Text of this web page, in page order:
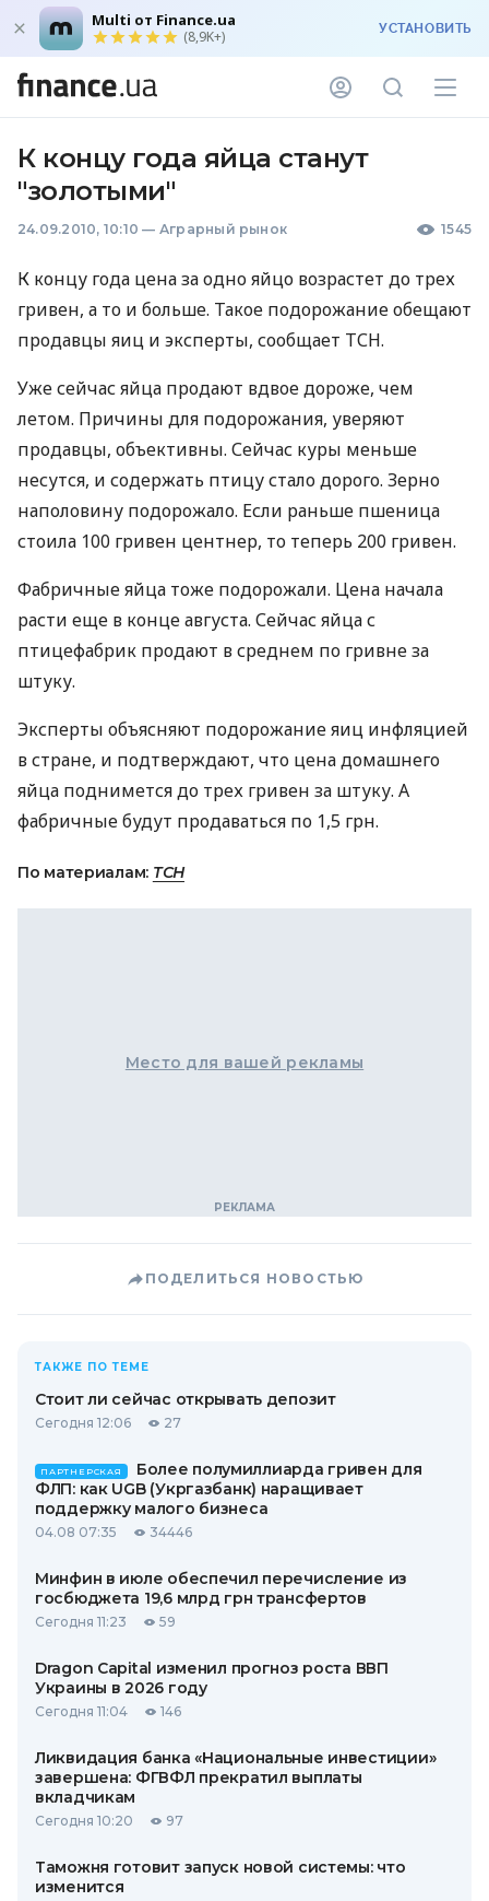
Multi от Finance.ua
(8,9K+) УСТАНОВИТЬ
К концу года яйца станут
"золотыми"
24.09.2010, 10:10 — Аграрный рынок 1545
К концу года цена за одно яйцо возрастет до трех
гривен, а то и больше. Такое подорожание обещают
продавцы яиц и эксперты, сообщает ТСН.
Уже сейчас яйца продают вдвое дороже, чем
летом. Причины для подорожания, уверяют
продавцы, объективны. Сейчас куры меньше
несутся, и содержать птицу стало дорого. Зерно
наполовину подорожало. Если раньше пшеница
стоила 100 гривен центнер, то теперь 200 гривен.
Фабричные яйца тоже подорожали. Цена начала
расти еще в конце августа. Сейчас яйца с
птицефабрик продают в среднем по гривне за
штуку.
Эксперты объясняют подорожание яиц инфляцией
в стране, и подтверждают, что цена домашнего
яйца поднимется до трех гривен за штуку. А
фабричные будут продаваться по 1,5 грн.
По материалам: ТСН
Место для вашей рекламы
ПОДЕЛИТЬСЯ НОВОСТЬЮ
ТАКЖЕ ПО ТЕМЕ
Стоит ли сейчас открывать депозит
Сегодня 12:06 27
ПАРТНЕРСКАЯ
Более полумиллиарда гривен для
ФЛП: как UGB (Укргазбанк) наращивает
поддержку малого бизнеса
04.08 07:35 34446
Минфин в июле обеспечил перечисление из
госбюджета 19,6 млрд грн трансфертов
Сегодня 11:23 59
Dragon Capital изменил прогноз роста ВВП
Украины в 2026 году
Сегодня 11:04 146
Ликвидация банка «Национальные инвестиции»
завершена: ФГВФЛ прекратил выплаты
вкладчикам
Сегодня 10:20 97
Таможня готовит запуск новой системы: что
изменится